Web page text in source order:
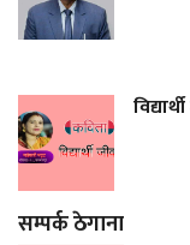
सम्पर्क ठेगाना